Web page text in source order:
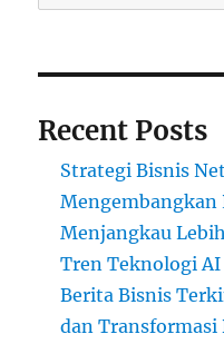
Recent Posts
Strategi Bisnis
Menjangkau
Tren Teknologi AI
Berita Bisnis
dan